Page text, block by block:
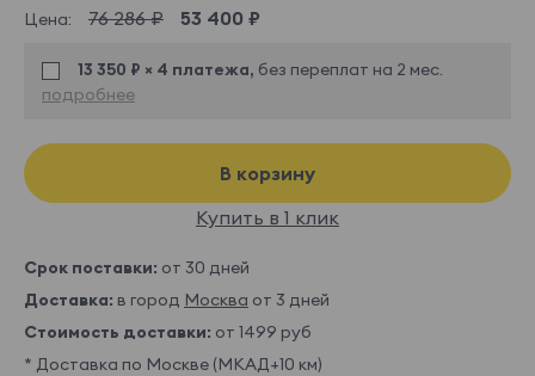
Цена: 76 286 ₽ 53 400 ₽
13 350 ₽ × 4 платежа, без переплат на 2 мес.
подробнее
В корзину
Купить в 1 клик
Срок поставки: от 30 дней
Доставка: в город Москва от 3 дней
Стоимость доставки: от 1499 руб
* Доставка по Москве (МКАД+10 км)